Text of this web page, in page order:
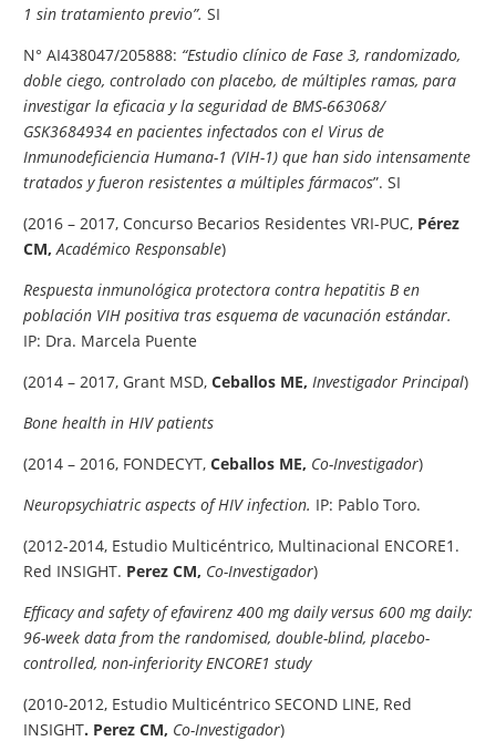
1 sin tratamiento previo”. SI
N° AI438047/205888: “Estudio clínico de Fase 3, randomizado,
doble ciego, controlado con placebo, de múltiples ramas, para
investigar la eficacia y la seguridad de BMS-663068/
GSK3684934 en pacientes infectados con el Virus de
Inmunodeficiencia Humana-1 (VIH-1) que han sido intensamente
tratados y fueron resistentes a múltiples fármacos”. SI
(2016 – 2017, Concurso Becarios Residentes VRI-PUC, Pérez
CM, Académico Responsable)
Respuesta inmunológica protectora contra hepatitis B en
población VIH positiva tras esquema de vacunación estándar.
IP: Dra. Marcela Puente
(2014 – 2017, Grant MSD, Ceballos ME, Investigador Principal)
Bone health in HIV patients
(2014 – 2016, FONDECYT, Ceballos ME, Co-Investigador)
Neuropsychiatric aspects of HIV infection. IP: Pablo Toro.
(2012-2014, Estudio Multicéntrico, Multinacional ENCORE1.
Red INSIGHT. Perez CM, Co-Investigador)
Efficacy and safety of efavirenz 400 mg daily versus 600 mg daily:
96-week data from the randomised, double-blind, placebo-
controlled, non-inferiority ENCORE1 study
(2010-2012, Estudio Multicéntrico SECOND LINE, Red
INSIGHT. Perez CM, Co-Investigador)